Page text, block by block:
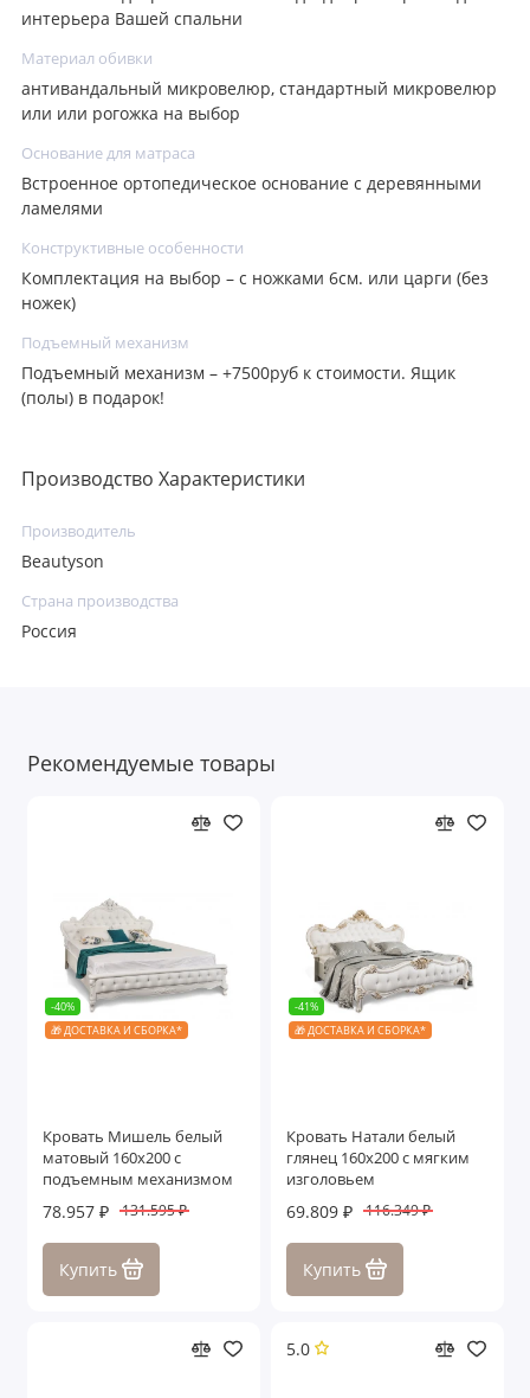
интерьера Вашей спальни
Материал обивки
антивандальный микровелюр, стандартный микровелюр
или или рогожка на выбор
Основание для матраса
Встроенное ортопедическое основание с деревянными
ламелями
Конструктивные особенности
Комплектация на выбор – с ножками 6см. или царги (без
ножек)
Подъемный механизм
Подъемный механизм – +7500руб к стоимости. Ящик
(полы) в подарок!
Производство Характеристики
Производитель
Beautyson
Страна производства
Россия
Рекомендуемые товары
-40%
🎁 ДОСТАВКА И СБОРКА*
Кровать Мишель белый
матовый 160х200 с
подъемным механизмом
78.957 ₽ 131.595 ₽
Купить
-41%
🎁 ДОСТАВКА И СБОРКА*
Кровать Натали белый
глянец 160х200 с мягким
изголовьем
69.809 ₽ 116.349 ₽
Купить
5.0